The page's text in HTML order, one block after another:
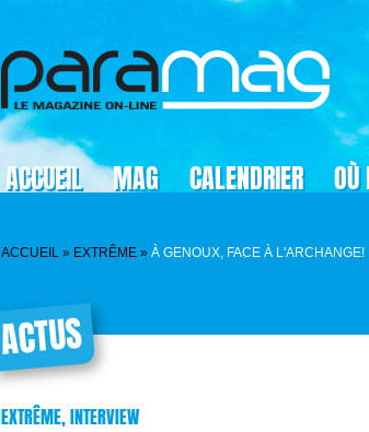
ACCUEIL MAG CALENDRIER OÙ
ACCUEIL » EXTRÊME » À GENOUX, FACE À L'ARCHANGE!
ACTUS
EXTRÊME, INTERVIEW